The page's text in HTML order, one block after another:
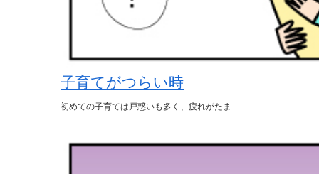
子育てがつらい時
初めての子育ては戸惑いも多く、疲れがたま